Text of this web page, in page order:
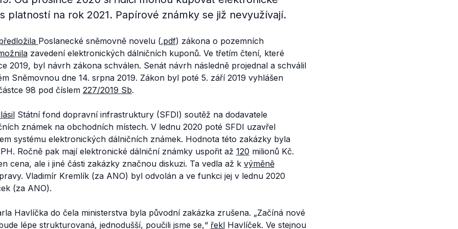
platností na rok 2021. Papírové známky se již nevyužívají.
Poslanecké sněmovně novelu (.pdf) zákona o pozemních
zavedení elektronických dálničních kuponů. Ve třetím čtení, které
2019, byl návrh zákona schválen. Senát návrh následně projednal a schválil
Sněmovnou dne 14. srpna 2019. Zákon byl poté 5. září 2019 vyhlášen
98 pod číslem 227/2019 Sb.
Státní fond dopravní infrastruktury (SFDI) soutěž na dodavatele
známek na obchodních místech. V lednu 2020 poté SFDI uzavřel
systému elektronických dálničních známek. Hodnota této zakázky byla
Ročně pak mají elektronické dálniční známky uspořit až 120 milionů Kč.
cena, ale i jiné části zakázky značnou diskuzi. Ta vedla až k výměně
Vladimír Kremlík (za ANO) byl odvolán a ve funkci jej v lednu 2020
(za ANO).
Havlíčka do čela ministerstva byla původní zakázka zrušena. „Začíná nové
lépe strukturovaná, jednodušší, poučili jsme se,“ řeklHavlíček. Ve stejnou